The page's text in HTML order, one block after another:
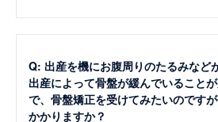
Q: 出産を機にお腹周りのたるみなど
出産によって骨盤が緩んでいること
で、骨盤矯正を受けてみたいのです
かかりますか？